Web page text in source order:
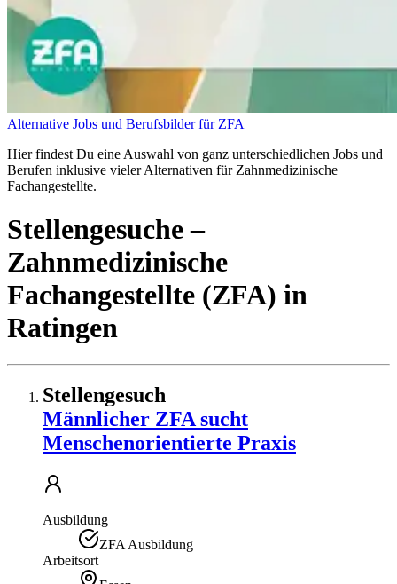
Alternative Jobs und Berufsbilder für ZFA
Hier findest Du eine Auswahl von ganz unterschiedlichen Jobs und
Berufen inklusive vieler Alternativen für Zahnmedizinische
Fachangestellte.
Stellengesuche–
Zahnmedizinische
Fachangestellte (ZFA) in
Ratingen
Stellengesuch
Männlicher ZFA sucht
Menschenorientierte Praxis
Ausbildung
ZFA Ausbildung
Arbeitsort